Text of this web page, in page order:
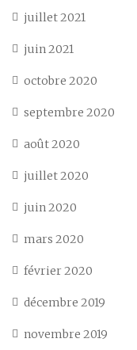
juillet 2021
juin 2021
octobre 2020
septembre 2020
août 2020
juillet 2020
juin 2020
mars 2020
février 2020
décembre 2019
novembre 2019